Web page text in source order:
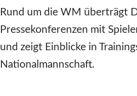
Rund um die WM überträgt
Pressekonferenzen mit
und zeigt Einblicke in
Nationalmannschaft.